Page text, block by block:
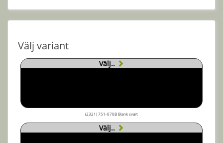
Välj variant
Välj..
(2321) 751-070B Blank svart
Välj..